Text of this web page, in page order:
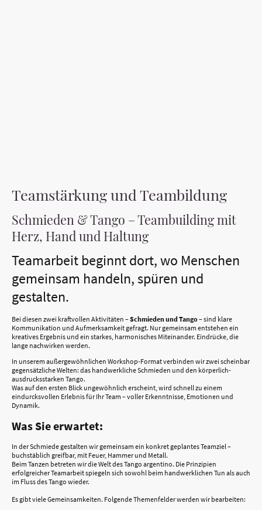
Teamstärkung und Teambildung
Schmieden & Tango – Teambuilding mit
Herz, Hand und Haltung
Teamarbeit beginnt dort, wo Menschen
gemeinsam handeln, spüren und
gestalten.
Bei diesen zwei kraftvollen Aktivitäten –Schmieden und Tango– sind klare
Kommunikation und Aufmerksamkeit gefragt. Nur gemeinsam entstehen ein
kreatives Ergebnis und ein starkes, harmonisches Miteinander. Eindrücke, die
lange nachwirken werden.
In unserem außergewöhnlichen Workshop-Format verbinden wir zwei scheinbar
gegensätzliche Welten: das handwerkliche Schmieden und den körperlich-
ausdrucksstarken Tango.
Was auf den ersten Blick ungewöhnlich erscheint, wird schnell zu einem
eindurcksvollen Erlebnis für Ihr Team – voller Erkenntnisse, Emotionen und
Dynamik.
Was Sie erwartet:
In der Schmiede gestalten wir gemeinsam ein konkret geplantes Teamziel –
buchstäblich greifbar, mit Feuer, Hammer und Metall.
Beim Tanzen betreten wir die Welt des Tango argentino. Die Prinzipien
erfolgreicher Teamarbeit spiegeln sich sowohl beim handwerklichen Tun als auch
im Fluss des Tango wieder.
Es gibt viele Gemeinsamkeiten. Folgende Themenfelder werden wir bearbeiten: